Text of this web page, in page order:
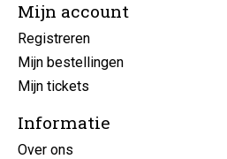
Mijn account
Registreren
Mijn bestellingen
Mijn tickets
Informatie
Over ons